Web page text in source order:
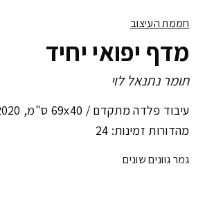
חממת העיצוב
מדף יפואי יחיד
תומר נתנאל לוי
עיבוד פלדה מתקדם / 69x40 ס"מ ,
מהדורות זמינות: 24
גמר גוונים שונים